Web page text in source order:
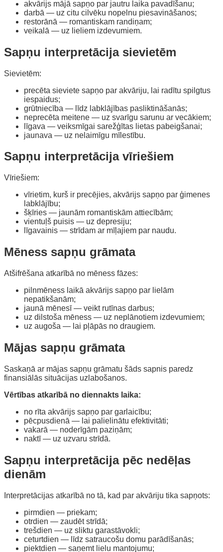
akvārijs mājā sapņo par jautru laika pavadīšanu;
darbā — uz citu cilvēku nopelnu piesavināšanos;
restorānā — romantiskam randiņam;
veikalā — uz lieliem izdevumiem.
Sapņu interpretācija sievietēm
Sievietēm:
precēta sieviete sapņo par akvāriju, lai radītu spilgtus
iespaidus;
grūtniecība — līdz labklājības pasliktināšanās;
neprecēta meitene — uz svarīgu sarunu ar vecākiem;
līgava — veiksmīgai sarežģītas lietas pabeigšanai;
jaunava — uz nelaimīgu mīlestību.
Sapņu interpretācija vīriešiem
Vīriešiem:
vīrietim, kurš ir precējies, akvārijs sapņo par ģimenes
labklājību;
šķīries — jaunām romantiskām attiecībām;
vientuļš puisis — uz depresiju;
līgavainis — strīdam ar mīļajiem par naudu.
Mēness sapņu grāmata
Atšifrēšana atkarībā no mēness fāzes:
pilnmēness laikā akvārijs sapņo par lielām
nepatikšanām;
jaunā mēnesī — veikt rutīnas darbus;
uz dilstoša mēness — uz neplānotiem izdevumiem;
uz augoša — lai pļāpās no draugiem.
Mājas sapņu grāmata
Saskaņā ar mājas sapņu grāmatu šāds sapnis paredz
finansiālās situācijas uzlabošanos.
Vērtības atkarībā no diennakts laika:
no rīta akvārijs sapņo par garlaicību;
pēcpusdienā — lai palielinātu efektivitāti;
vakarā — noderīgām paziņām;
naktī — uz uzvaru strīdā.
Sapņu interpretācija pēc nedēļas
dienām
Interpretācijas atkarībā no tā, kad par akvāriju tika sapņots:
pirmdien — priekam;
otrdien — zaudēt strīdā;
trešdien — uz sliktu garastāvokli;
ceturtdien — līdz satraucošu domu parādīšanās;
piektdien — saņemt lielu mantojumu;